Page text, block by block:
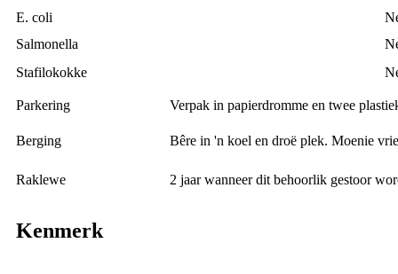
E. coli
Salmonella
Stafilokokke
Parkering Verpak in papierdromme en twee
Berging Bêre in 'n koel en droë plek. Moenie
Raklewe 2 jaar wanneer dit behoorlik gestoor
Kenmerk